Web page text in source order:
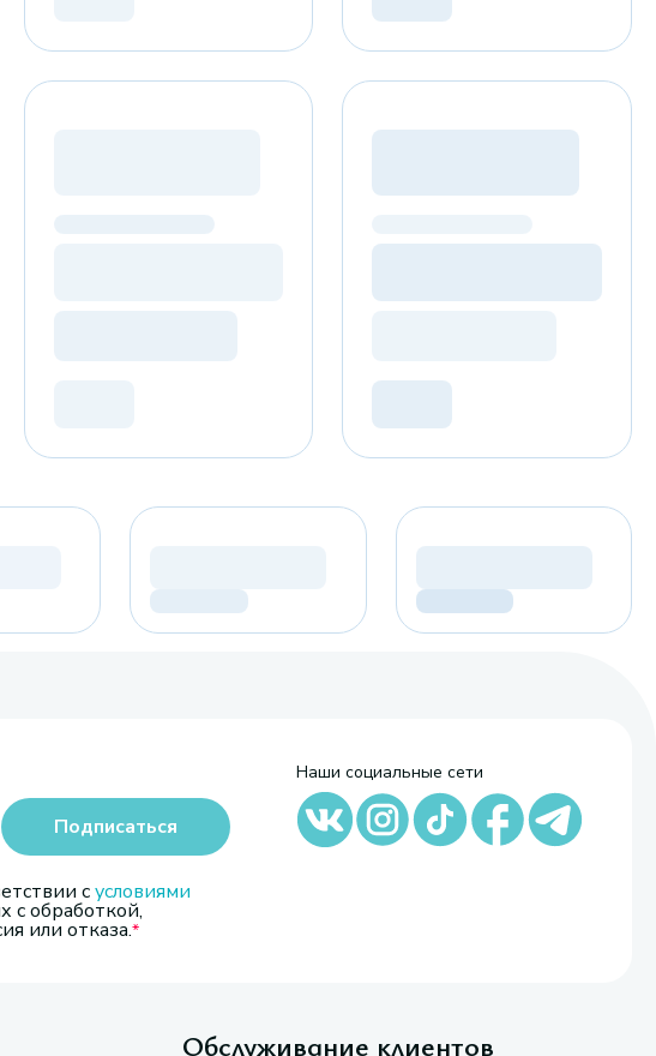
сусловиями
с обработкой,
или отказа.
Подписаться
Наши социальные сети
Обслуживание клиентов